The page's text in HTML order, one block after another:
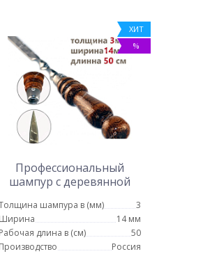
ХИТ
%
Профессиональный
шампур с деревянной
мм - 50 см
шампура в (мм)
3
Ширина
14 мм
Рабочая длина в (см)
50
Производство
Россия